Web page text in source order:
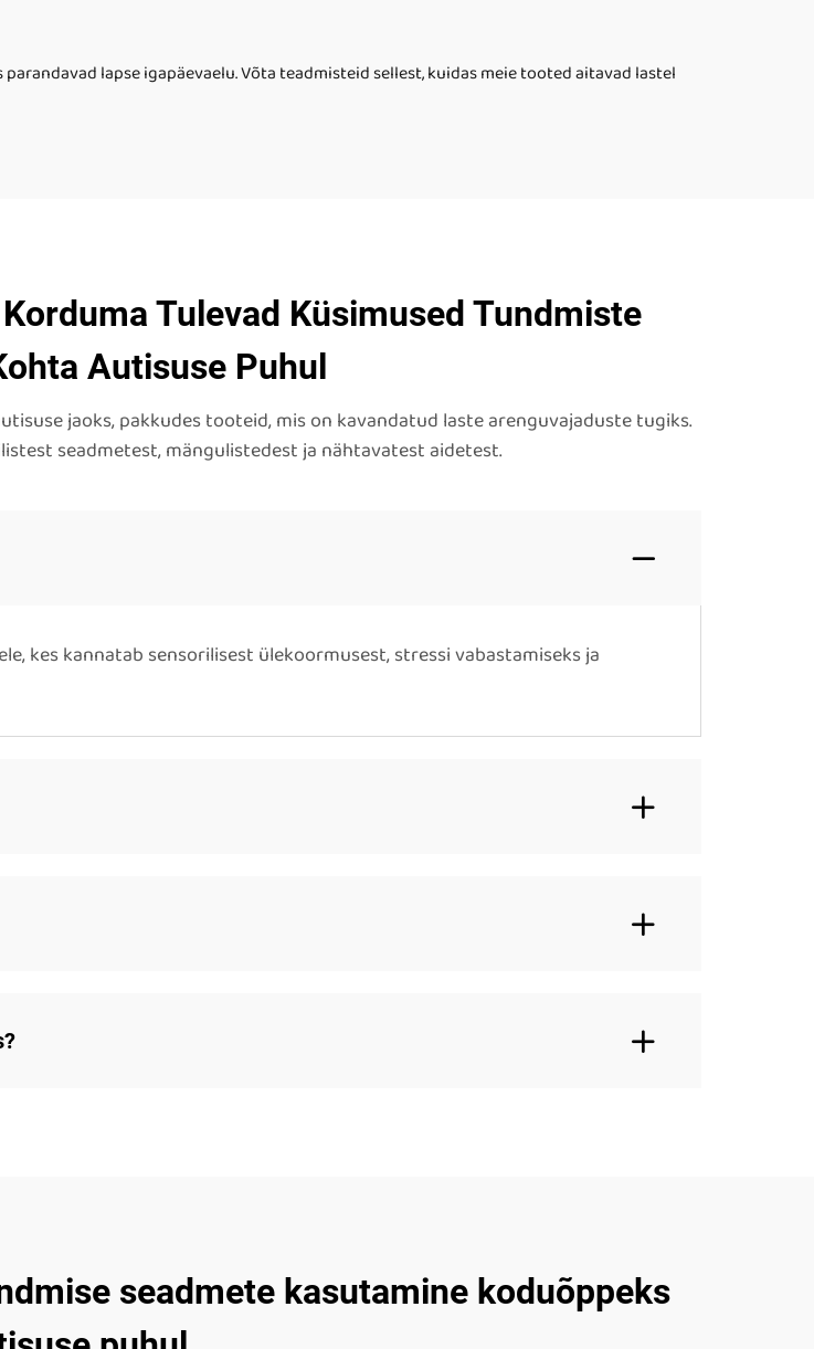
lapse igapäevaelu. Võta teadmisteid sellest, kuidas meie tooted aitavad lastel
Tulevad Küsimused Tundmiste
Autisuse Puhul
jaoks, pakkudes tooteid, mis on kavandatud laste arenguvajaduste tugiks.
seadmetest, mängulistedest ja nähtavatest aidetest.
kes kannatab sensorilisest ülekoormusest, stressi vabastamiseks ja
seadmete kasutamine koduõppeks